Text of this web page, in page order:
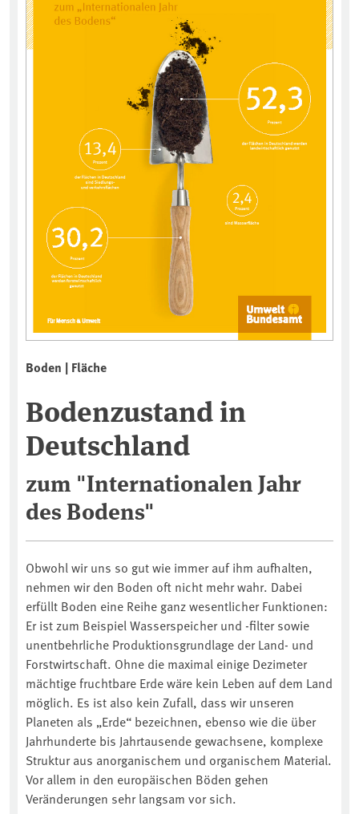
Boden | Fläche
Bodenzustand in
Deutschland
zum "Internationalen Jahr
des Bodens"
Obwohl wir uns so gut wie immer auf ihm aufhalten,
nehmen wir den Boden oft nicht mehr wahr. Dabei
erfüllt Boden eine Reihe ganz wesentlicher Funktionen:
Er ist zum Beispiel Wasserspeicher und -filter sowie
unentbehrliche Produktionsgrundlage der Land- und
Forstwirtschaft. Ohne die maximal einige Dezimeter
mächtige fruchtbare Erde wäre kein Leben auf dem Land
möglich. Es ist also kein Zufall, dass wir unseren
Planeten als „Erde“ bezeichnen, ebenso wie die über
Jahrhunderte bis Jahrtausende gewachsene, komplexe
Struktur aus anorganischem und organischem Material.
Vor allem in den europäischen Böden gehen
Veränderungen sehr langsam vor sich.